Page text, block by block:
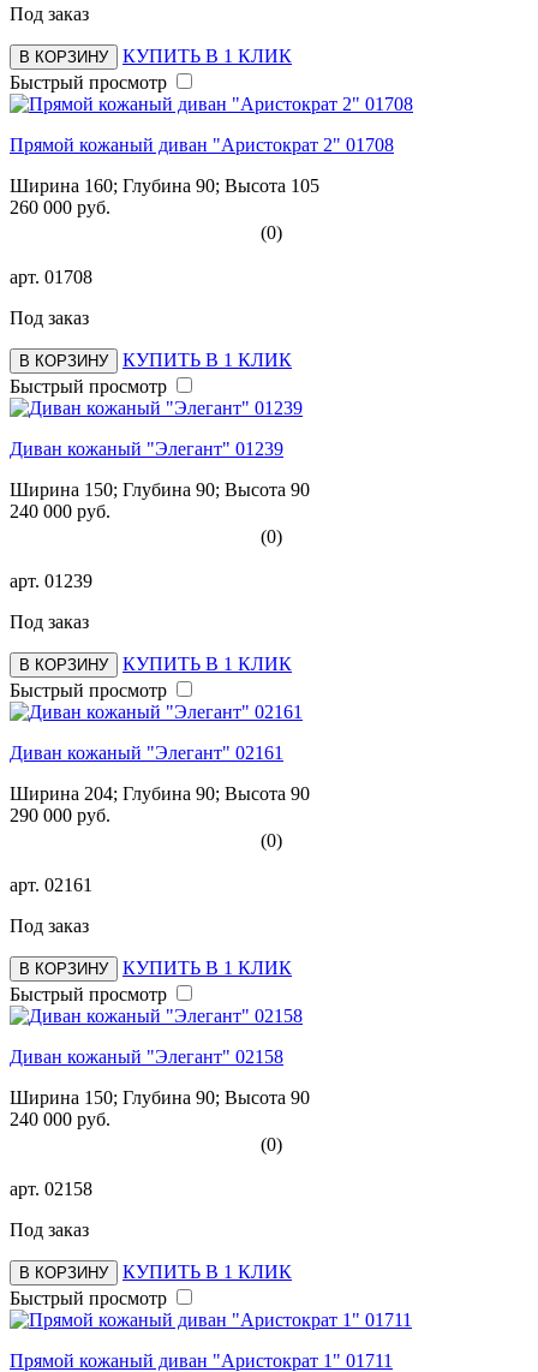
Под заказ
В КОРЗИНУ
КУПИТЬ В 1 КЛИК
Быстрый просмотр
Прямой кожаный диван "Аристократ 2" 01708
Ширина 160; Глубина 90; Высота 105
260 000 руб.
(0)
арт. 01708
Под заказ
В КОРЗИНУ
КУПИТЬ В 1 КЛИК
Быстрый просмотр
Диван кожаный "Элегант" 01239
Ширина 150; Глубина 90; Высота 90
240 000 руб.
(0)
арт. 01239
Под заказ
В КОРЗИНУ
КУПИТЬ В 1 КЛИК
Быстрый просмотр
Диван кожаный "Элегант" 02161
Ширина 204; Глубина 90; Высота 90
290 000 руб.
(0)
арт. 02161
Под заказ
В КОРЗИНУ
КУПИТЬ В 1 КЛИК
Быстрый просмотр
Диван кожаный "Элегант" 02158
Ширина 150; Глубина 90; Высота 90
240 000 руб.
(0)
арт. 02158
Под заказ
В КОРЗИНУ
КУПИТЬ В 1 КЛИК
Быстрый просмотр
Прямой кожаный диван "Аристократ 1" 01711